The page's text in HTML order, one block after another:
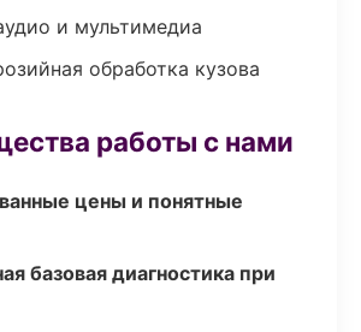
и мультимедиа
обработка кузова
работы с нами
цены и понятные
базовая диагностика при